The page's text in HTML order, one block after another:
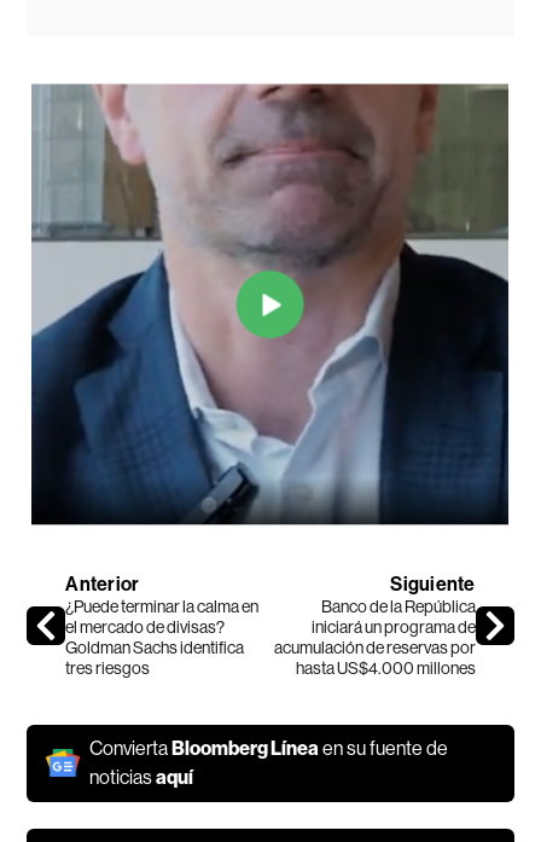
Anterior
¿Puede terminar la calma en
el mercado de divisas?
Goldman Sachs identifica
tres riesgos
Siguiente
Banco de la República
iniciará un programa de
acumulación de reservas por
hasta US$4.000 millones
ConviertaBloomberg Línea en su fuente de
noticiasaquí